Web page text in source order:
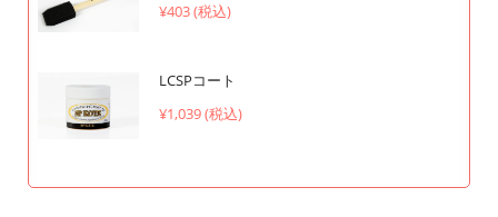
¥403 (税込)
LCSPコート
¥1,039 (税込)